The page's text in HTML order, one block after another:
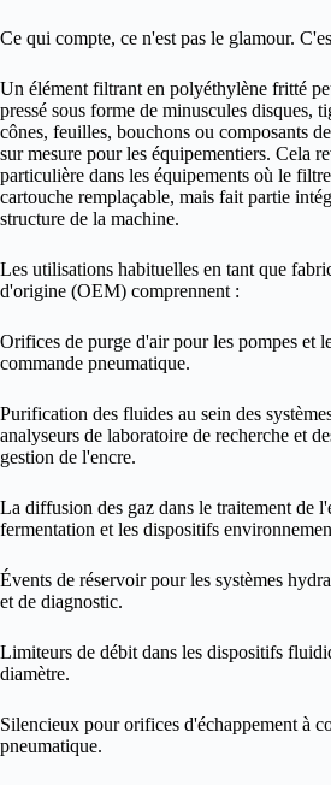
Ce qui compte, ce n'est pas le glamour.
Un élément filtrant en polyéthylène fritté
pressé sous forme de minuscules disques,
cônes, feuilles, bouchons ou composants
sur mesure pour les équipementiers. Cela
particulière dans les équipements où le
cartouche remplaçable, mais fait partie
structure de la machine.
Les utilisations habituelles en tant que
d'origine (OEM) comprennent :
Orifices de purge d'air pour les pompes et
commande pneumatique.
Purification des fluides au sein des
analyseurs de laboratoire de recherche et
gestion de l'encre.
La diffusion des gaz dans le traitement de
fermentation et les dispositifs
Évents de réservoir pour les systèmes
et de diagnostic.
Limiteurs de débit dans les dispositifs
diamètre.
Silencieux pour orifices d'échappement à
pneumatique.